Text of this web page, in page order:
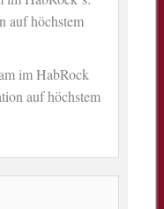
auf höchstem
im HabRock
auf höchstem